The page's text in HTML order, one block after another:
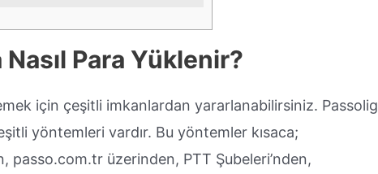
Para Yüklenir?
için çeşitli imkanlardan yararlanabilirsiniz. Passolig
yöntemleri vardır. Bu yöntemler kısaca;
passo.com.tr üzerinden, PTT Şubeleri’nden,